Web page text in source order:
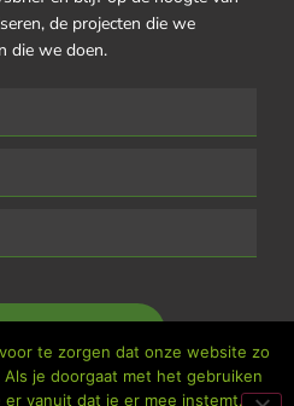
de projecten die we
die we doen.
te zorgen dat onze website zo
je doorgaat met het gebruiken
vanuit dat je er mee instemt.